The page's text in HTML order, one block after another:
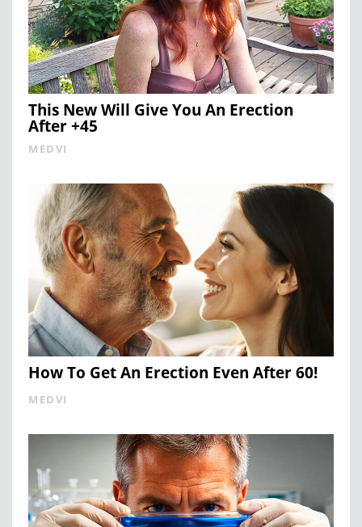
This New Will Give You An Erection
After +45
MEDVI
How To Get An Erection Even After 60!
MEDVI